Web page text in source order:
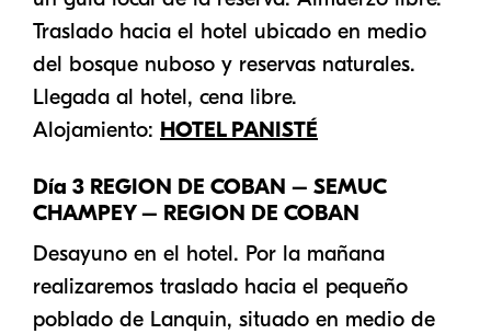
Traslado hacia el hotel ubicado en medio
del bosque nuboso y reservas naturales.
Llegada al hotel, cena libre.
Alojamiento: HOTEL PANISTÉ
Día 3 REGION DE COBAN – SEMUC
CHAMPEY – REGION DE COBAN
Desayuno en el hotel. Por la mañana
realizaremos traslado hacia el pequeño
poblado de Lanquin, situado en medio de